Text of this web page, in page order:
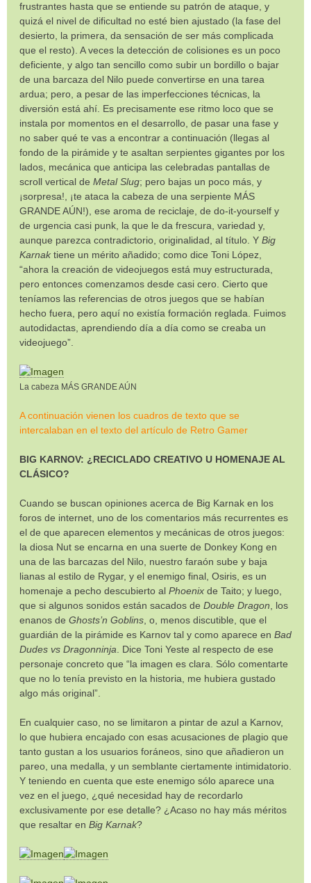
frustrantes hasta que se entiende su patrón de ataque, y
quizá el nivel de dificultad no esté bien ajustado (la fase del
desierto, la primera, da sensación de ser más complicada
que el resto). A veces la detección de colisiones es un poco
deficiente, y algo tan sencillo como subir un bordillo o bajar
de una barcaza del Nilo puede convertirse en una tarea
ardua; pero, a pesar de las imperfecciones técnicas, la
diversión está ahí. Es precisamente ese ritmo loco que se
instala por momentos en el desarrollo, de pasar una fase y
no saber qué te vas a encontrar a continuación (llegas al
fondo de la pirámide y te asaltan serpientes gigantes por los
lados, mecánica que anticipa las celebradas pantallas de
scroll vertical de Metal Slug; pero bajas un poco más, y
¡sorpresa!, ¡te ataca la cabeza de una serpiente MÁS
GRANDE AÚN!), ese aroma de reciclaje, de do-it-yourself y
de urgencia casi punk, la que le da frescura, variedad y,
aunque parezca contradictorio, originalidad, al título. Y Big
Karnaktiene un mérito añadido; como dice Toni López,
“ahora la creación de videojuegos está muy estructurada,
pero entonces comenzamos desde casi cero. Cierto que
teníamos las referencias de otros juegos que se habían
hecho fuera, pero aquí no existía formación reglada. Fuimos
autodidactas, aprendiendo día a día como se creaba un
videojuego”.
La cabeza MÁS GRANDE AÚN
A continuación vienen los cuadros de texto que se
intercalaban en el texto del artículo de Retro Gamer
BIG KARNOV: ¿RECICLADO CREATIVO U HOMENAJE AL
CLÁSICO?
Cuando se buscan opiniones acerca de Big Karnak en los
foros de internet, uno de los comentarios más recurrentes es
el de que aparecen elementos y mecánicas de otros juegos:
la diosa Nut se encarna en una suerte de Donkey Kong en
una de las barcazas del Nilo, nuestro faraón sube y baja
lianas al estilo de Rygar, y el enemigo final, Osiris, es un
homenaje a pecho descubierto al Phoenix de Taito; y luego,
que si algunos sonidos están sacados de Double Dragon , los
enanos de Ghosts’n Goblins , o, menos discutible, que el
guardián de la pirámide es Karnov tal y como aparece en Bad
Dudes vs Dragonninja . Dice Toni Yeste al respecto de ese
personaje concreto que “la imagen es clara. Sólo comentarte
que no lo tenía previsto en la historia, me hubiera gustado
algo más original”.
En cualquier caso, no se limitaron a pintar de azul a Karnov,
lo que hubiera encajado con esas acusaciones de plagio que
tanto gustan a los usuarios foráneos, sino que añadieron un
pareo, una medalla, y un semblante ciertamente intimidatorio.
Y teniendo en cuenta que este enemigo sólo aparece una
vez en el juego, ¿qué necesidad hay de recordarlo
exclusivamente por ese detalle? ¿Acaso no hay más méritos
que resaltar en Big Karnak?